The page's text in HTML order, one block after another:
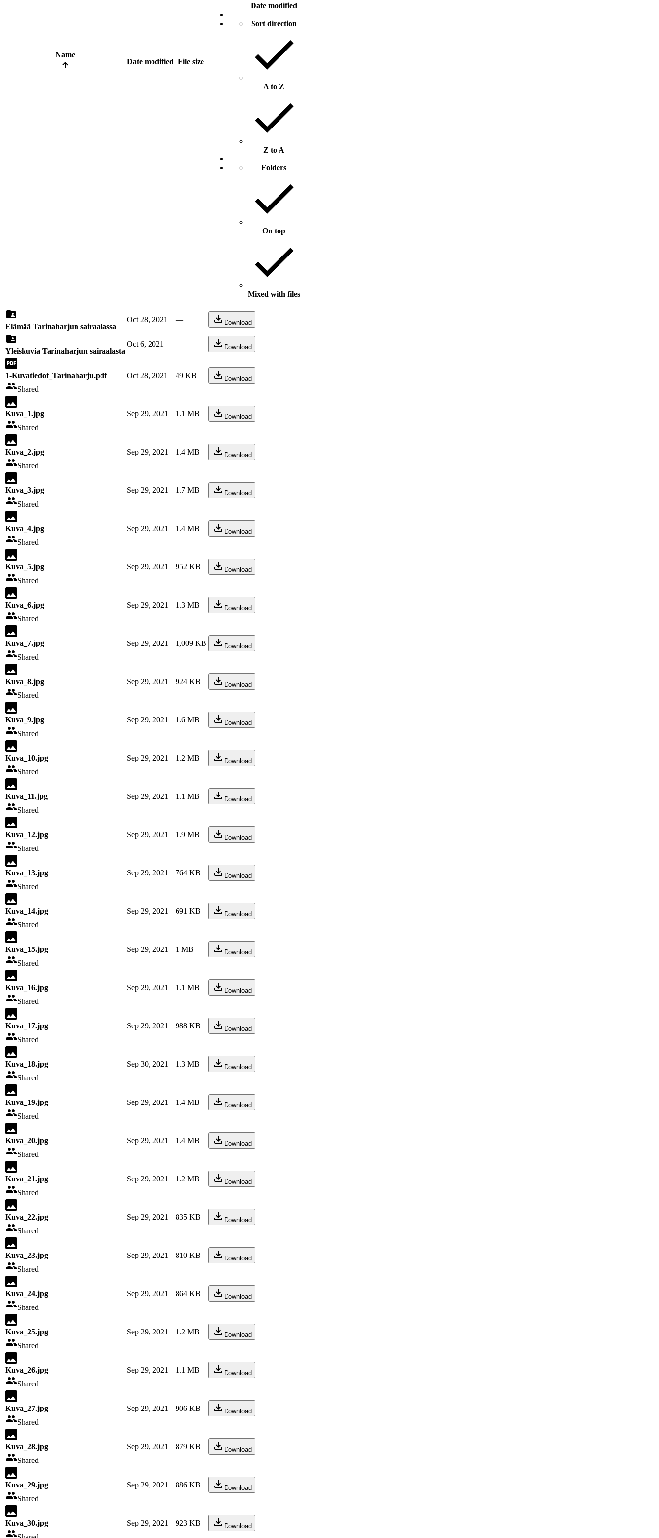
Name
Date modified File size
Date modified
Sort direction
A to Z
Z to A
Folders
On top
Mixed with files
Elämää Tarinaharjun sairaalassa
Oct 28, 2021 — Download
Yleiskuvia Tarinaharjun sairaalasta
Oct 6, 2021 — Download
1-Kuvatiedot_Tarinaharju.pdf
Shared
Oct 28, 2021 49 KB Download
Kuva_1.jpg
Shared
Sep 29, 2021 1.1 MB Download
Kuva_2.jpg
Shared
Sep 29, 2021 1.4 MB Download
Kuva_3.jpg
Shared
Sep 29, 2021 1.7 MB Download
Kuva_4.jpg
Shared
Sep 29, 2021 1.4 MB Download
Kuva_5.jpg
Shared
Sep 29, 2021 952 KB Download
Kuva_6.jpg
Shared
Sep 29, 2021 1.3 MB Download
Kuva_7.jpg
Shared
Sep 29, 2021 1,009 KB Download
Kuva_8.jpg
Shared
Sep 29, 2021 924 KB Download
Kuva_9.jpg
Shared
Sep 29, 2021 1.6 MB Download
Kuva_10.jpg
Shared
Sep 29, 2021 1.2 MB Download
Kuva_11.jpg
Shared
Sep 29, 2021 1.1 MB Download
Kuva_12.jpg
Shared
Sep 29, 2021 1.9 MB Download
Kuva_13.jpg
Shared
Sep 29, 2021 764 KB Download
Kuva_14.jpg
Shared
Sep 29, 2021 691 KB Download
Kuva_15.jpg
Shared
Sep 29, 2021 1 MB Download
Kuva_16.jpg
Shared
Sep 29, 2021 1.1 MB Download
Kuva_17.jpg
Shared
Sep 29, 2021 988 KB Download
Kuva_18.jpg
Shared
Sep 30, 2021 1.3 MB Download
Kuva_19.jpg
Shared
Sep 29, 2021 1.4 MB Download
Kuva_20.jpg
Shared
Sep 29, 2021 1.4 MB Download
Kuva_21.jpg
Shared
Sep 29, 2021 1.2 MB Download
Kuva_22.jpg
Shared
Sep 29, 2021 835 KB Download
Kuva_23.jpg
Shared
Sep 29, 2021 810 KB Download
Kuva_24.jpg
Shared
Sep 29, 2021 864 KB Download
Kuva_25.jpg
Shared
Sep 29, 2021 1.2 MB Download
Kuva_26.jpg
Shared
Sep 29, 2021 1.1 MB Download
Kuva_27.jpg
Shared
Sep 29, 2021 906 KB Download
Kuva_28.jpg
Shared
Sep 29, 2021 879 KB Download
Kuva_29.jpg
Shared
Sep 29, 2021 886 KB Download
Kuva_30.jpg
Sep 29, 2021 923 KB Download